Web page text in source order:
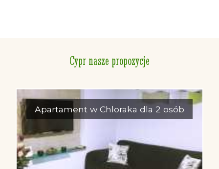
Cypr nasze propozycje
Apartament w Chloraka dla 2 osób